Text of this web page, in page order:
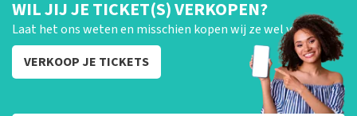
WIL JIJ JE TICKET(S) VERKOPEN?
Laat het ons weten en misschien kopen wij ze wel van je!
VERKOOP JE TICKETS